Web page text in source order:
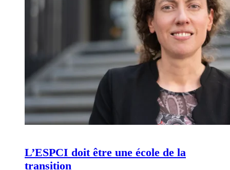
L’ESPCI doit être une école de la
transition